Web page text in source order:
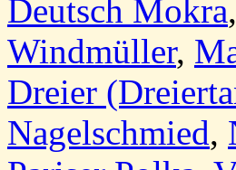
Deutsch Mokra,
Windmüller,
Dreier
Nagelschmied,